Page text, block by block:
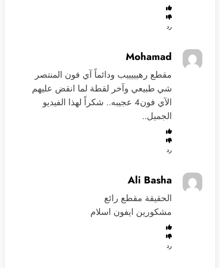
رد
Mohamad
مقطع رهيييييب ودائماً آي فون المنتصر
شي طبيعي وآخر لقطة لما انقض عليهم
الآي فون4 عجيبه.. شكراً لهذا الفيديو
الجميل..
رد
Ali Basha
الحقيقة مقطع رائع
مشكورين ايفون اسلام
رد